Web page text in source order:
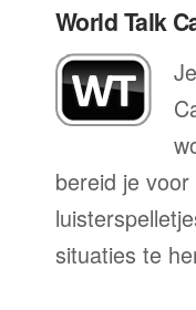
World Talk
bereid je
situaties te